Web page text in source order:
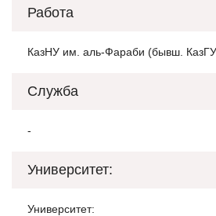
Работа
КазНУ им. аль-Фараби (бывш.
Служба
-
Университет:
Университет: